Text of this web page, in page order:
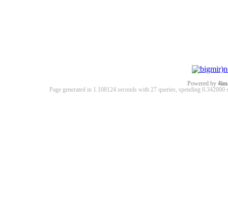
Powered by
Page generated in 1.108124 seconds with 27 queries, spending